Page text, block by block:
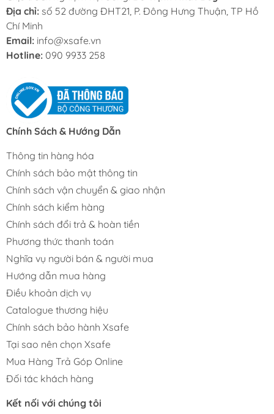
Địa chỉ: số 52 đường ĐHT21, P. Đông Hưng Thuận, TP Hồ
Chí Minh
Email: info@xsafe.vn
Hotline: 090 9933 258
Chính Sách & Hướng Dẫn
Thông tin hàng hóa
Chính sách bảo mật thông tin
Chính sách vận chuyển & giao nhận
Chính sách kiểm hàng
Chính sách đổi trả & hoàn tiền
Phương thức thanh toán
Nghĩa vụ người bán & người mua
Hướng dẫn mua hàng
Điều khoản dịch vụ
Catalogue thương hiệu
Chính sách bảo hành Xsafe
Tại sao nên chọn Xsafe
Mua Hàng Trả Góp Online
Đối tác khách hàng
Kết nối với chúng tôi